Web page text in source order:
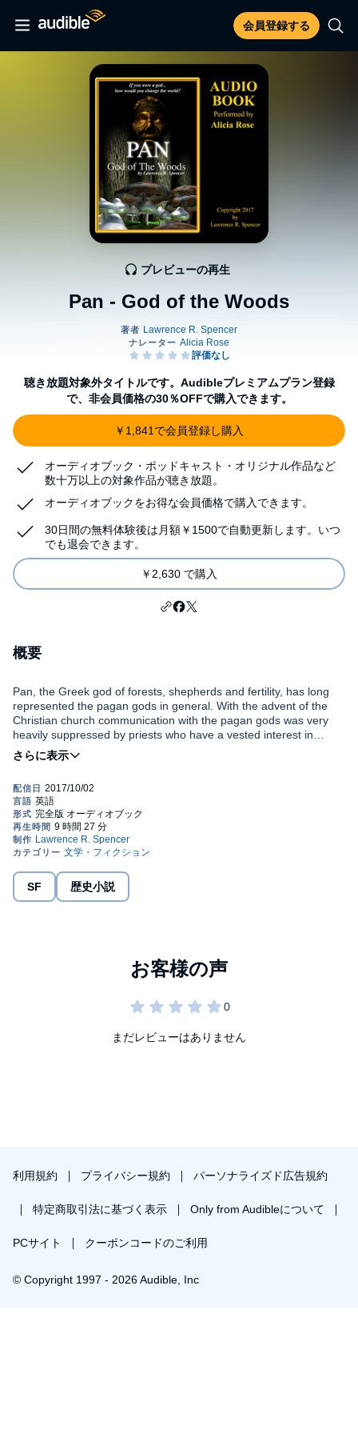
会員登録する
Pan - God of the Woods
プレビューの再生
聴き放題対象外タイトルです。Audibleプレミアムプラン登録
で、非会員価格の30％OFFで購入できます。
￥1,841で会員登録し購入
オーディオブック・ポッドキャスト・オリジナル作品など
数十万以上の対象作品が聴き放題。
オーディオブックをお得な会員価格で購入できます。
30日間の無料体験後は月額￥1500で自動更新します。いつ
でも退会できます。
￥2,630 で購入
概要
Pan, the Greek god of forests, shepherds and fertility, has long
represented the pagan gods in general. With the advent of the
Christian church communication with the pagan gods was very
heavily suppressed by priests who have a vested interest in
eliminating religious competition, by any means required,
including, but not limited to lying, stealing, cheating, murder,
public attention to the pagan gods disappeared about 2,000
years ago. This book assumes that the pagan gods may still be
active, living beings. If any of the ancient gods are still around in
the 21st century, what are they doing now? If they are here now -
still watching, still powerful, still immortal - where or how might we
use the helping hand of a friendly god once in awhile?
©2005, 2017 Lawrence R. Spencer (P)2017 Lawrence R.
SF 歴史小説
まだレビューはありません
利用規約 プライバシー規約 パーソナライズド広告規約
特定商取引法に基づく表示 Only from Audibleについて
PCサイト クーポンコードのご利用
© Copyright 1997 - 2026 Audible, Inc